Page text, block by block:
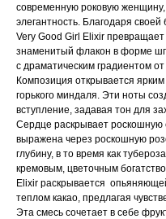
современную роковую
элегантность. Благодаря
Very Good Girl Elixir
знаменитый флакон в форме
с драматическим градиентом от
Композиция открывается
горького миндаля. Эти ноты
вступление, задавая тон для
Сердце раскрывает роскошную
выражена через роскошную
глубину, в то время как
кремовым, цветочным
Elixir раскрывается
теплом какао, предлагая
Эта смесь сочетает в себе